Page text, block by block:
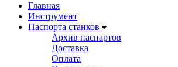
Главная
Инструмент
Паспорта станков
Архив паспартов
Доставка
Оплата